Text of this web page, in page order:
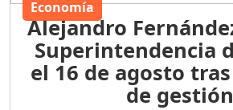
Economía
Alejandro
Superintendencia
el 16 de agosto
de gestión